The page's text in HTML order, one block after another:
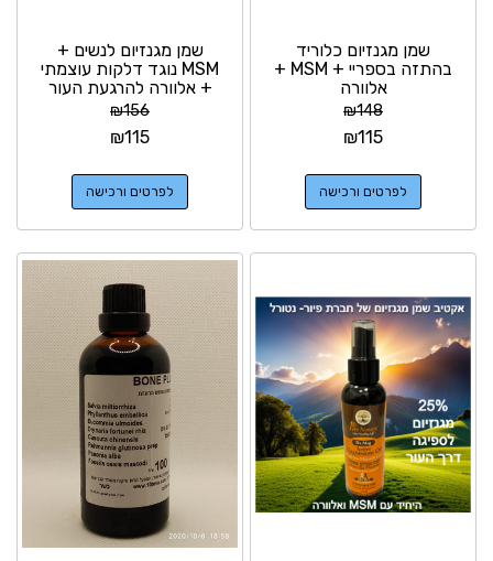
שמן מגנזיום כלוריד
בהתזה בספריי + MSM +
אלוורה
₪148
₪115
לפרטים ורכישה
שמן מגנזיום לנשים +
MSM נוגד דלקות עוצמתי
+ אלוורה להרגעת העור
₪156
₪115
לפרטים ורכישה